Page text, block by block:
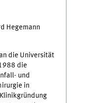
Hegemann
die Universität
die
und
in